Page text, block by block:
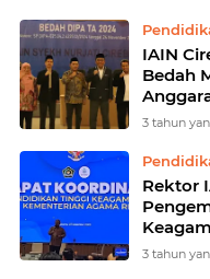
IAIN
Bedah
3 tahun
Rektor
3 tahun